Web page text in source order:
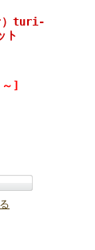
）turi‐
ト
]